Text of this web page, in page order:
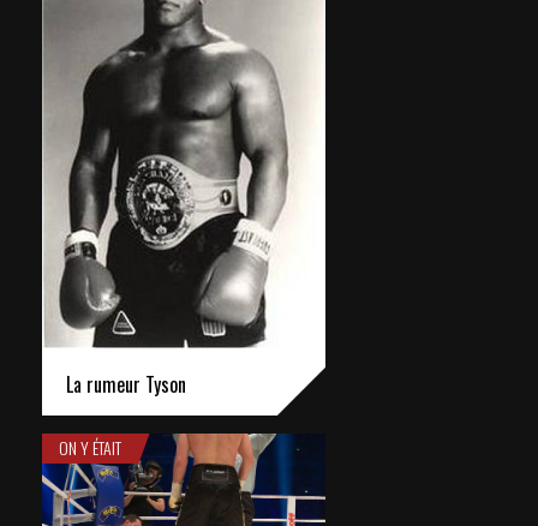
La rumeur Tyson
ON Y ÉTAIT